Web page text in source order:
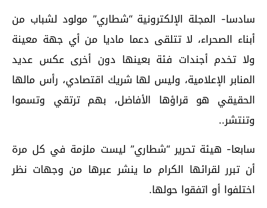
سادسا- المجلة الإلكترونية “شطاري” مولود لشباب من
أبناء الصحراء، لا تتلقى دعما ماديا من أي جهة معينة
ولا تخدم أجندات فئة بعينها دون أخرى عكس عديد
المنابر الإعلامية، وليس لها شريك اقتصادي، رأس مالها
الحقيقي هو قراؤها الأفاضل، بهم ترتقي وتسموا
وتنتشر..
سابعا- هيئة تحرير “شطاري” ليست ملزمة في كل مرة
أن تبرر لقرائها الكرام ما ينشر عبرها من وجهات نظر
اختلفوا أو اتفقوا حولها.